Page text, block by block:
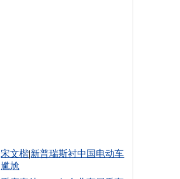
宋文楷|新普瑞斯衬中国电动车
尴尬